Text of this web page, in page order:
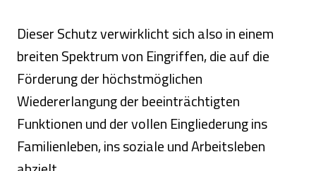
Dieser Schutz verwirklicht sich also in einem
breiten Spektrum von Eingriffen, die auf die
Förderung der höchstmöglichen
Wiedererlangung der beeinträchtigten
Funktionen und der vollen Eingliederung ins
Familienleben, ins soziale und Arbeitsleben